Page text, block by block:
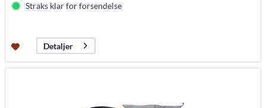
Straks klar for forsendelse
Detaljer